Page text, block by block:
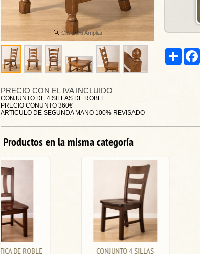
Clic para Ampliar
Share
PRECIO CON EL IVA INCLUIDO
CONJUNTO DE 4 SILLAS DE ROBLE
PRECIO CONUNTO 360€
ARTICULO DE SEGUNDA MANO 100% REVISADO
Productos en la misma categoría
CONJUNTO 4 SILLAS
CONJUNTO DE 4